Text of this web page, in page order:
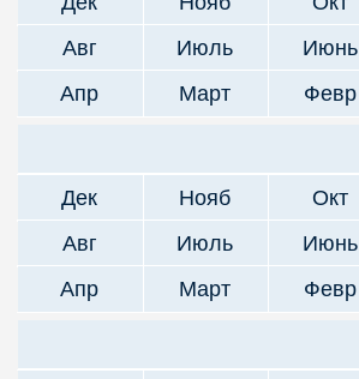
Авг
Июль Июнь
Апр
Март Февр
Дек
Нояб Окт
Авг
Июль Июнь
Апр
Март Февр